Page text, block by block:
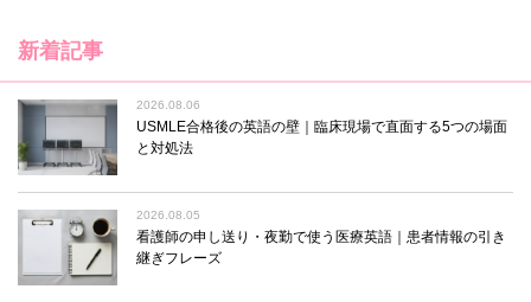
新着記事
2026.08.06
USMLE合格後の英語の壁｜臨床現場で直面する5つの場面
と対処法
2026.08.05
看護師の申し送り・夜勤で使う医療英語｜患者情報の引き
継ぎフレーズ